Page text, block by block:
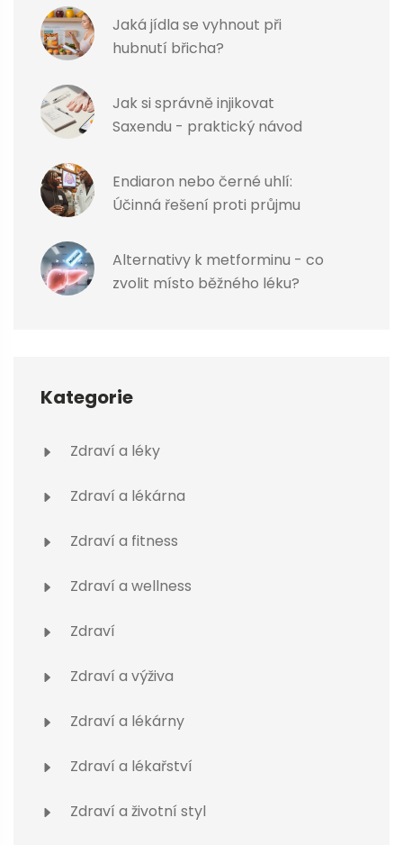
Jaká jídla se vyhnout při
hubnutí břicha?
Jak si správně injikovat
Saxendu - praktický návod
Endiaron nebo černé uhlí:
Účinná řešení proti průjmu
Alternativy k metforminu - co
zvolit místo běžného léku?
Kategorie
Zdraví a léky
Zdraví a lékárna
Zdraví a fitness
Zdraví a wellness
Zdraví
Zdraví a výživa
Zdraví a lékárny
Zdraví a lékařství
Zdraví a životní styl